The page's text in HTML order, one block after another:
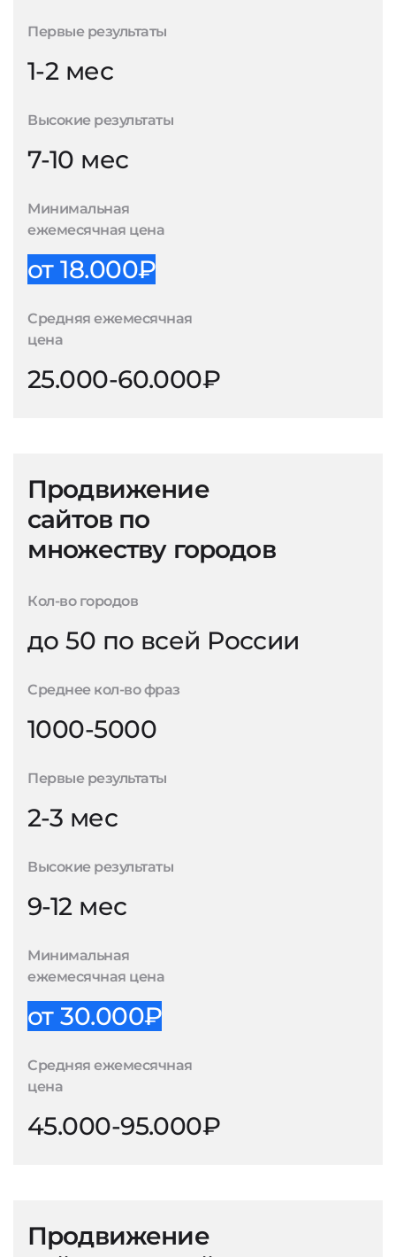
Первые результаты
1-2 мес
Высокие результаты
7-10 мес
Минимальная
ежемесячная цена
от 18.000₽
Средняя ежемесячная
цена
25.000-60.000₽
Продвижение
сайтов по
множеству городов
Кол-во городов
до 50 по всей России
Среднее кол-во фраз
1000-5000
Первые результаты
2-3 мес
Высокие результаты
9-12 мес
Минимальная
ежемесячная цена
от 30.000₽
Средняя ежемесячная
цена
45.000-95.000₽
Продвижение